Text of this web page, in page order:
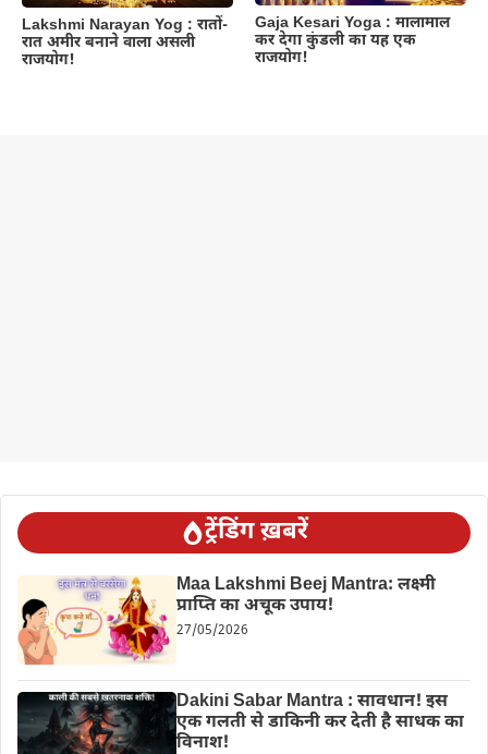
Lakshmi Narayan Yog : रातों-
रात अमीर बनाने वाला असली
राजयोग!
Gaja Kesari Yoga : मालामाल
कर देगा कुंडली का यह एक
राजयोग!
ट्रेंडिंग ख़बरें
Maa Lakshmi Beej Mantra: लक्ष्मी
प्राप्ति का अचूक उपाय!
27/05/2026
Dakini Sabar Mantra : सावधान! इस
एक गलती से डाकिनी कर देती है साधक का
विनाश!